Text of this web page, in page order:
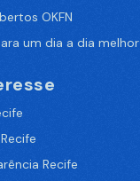
OKFN
um dia a dia melhor
Recife